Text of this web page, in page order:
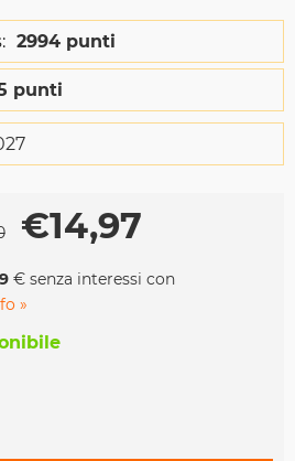
2994 punti
punti
€14,97
€ senza interessi con
»